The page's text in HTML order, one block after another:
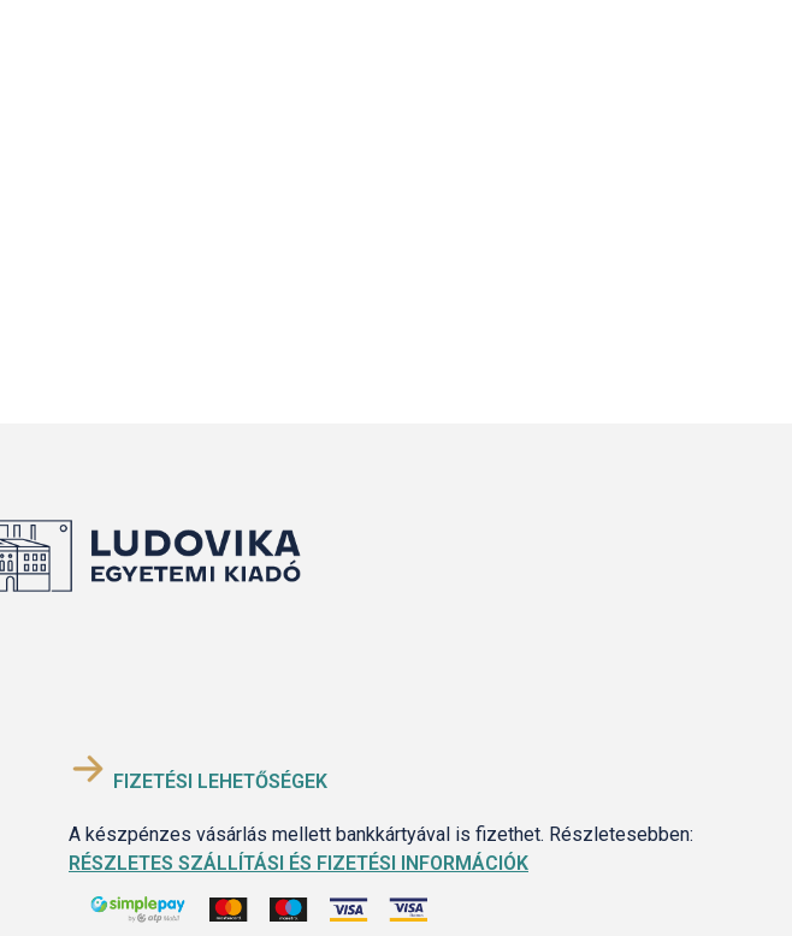
FIZETÉSI LEHETŐSÉGEK
A készpénzes vásárlás mellett bankkártyával is fizethet. Részletesebben:
RÉSZLETES SZÁLLÍTÁSI ÉS FIZETÉSI INFORMÁCIÓK